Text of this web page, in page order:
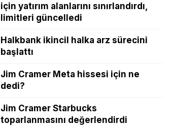
için yatırım alanlarını sınırlandırdı,
limitleri güncelledi
Halkbank ikincil halka arz sürecini
başlattı
Jim Cramer Meta hissesi için ne
dedi?
Jim Cramer Starbucks
toparlanmasını değerlendirdi